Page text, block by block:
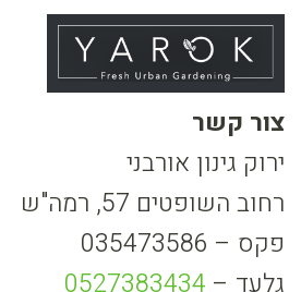
צור קשר
ירוק גינון אורבני
רחוב השופטים 57, רמה"ש
פקס – 035473586
גלעד – 0527383434